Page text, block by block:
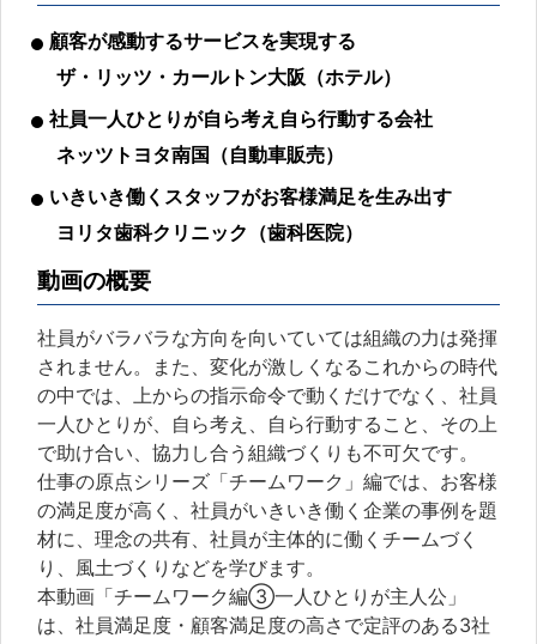
顧客が感動するサービスを実現する
ザ・リッツ・カールトン大阪（ホテル）
社員一人ひとりが自ら考え自ら行動する会社
ネッツトヨタ南国（自動車販売）
いきいき働くスタッフがお客様満足を生み出す
ヨリタ歯科クリニック（歯科医院）
動画の概要
社員がバラバラな方向を向いていては組織の力は発揮
されません。また、変化が激しくなるこれからの時代
の中では、上からの指示命令で動くだけでなく、社員
一人ひとりが、自ら考え、自ら行動すること、その上
で助け合い、協力し合う組織づくりも不可欠です。
仕事の原点シリーズ「チームワーク」編では、お客様
の満足度が高く、社員がいきいき働く企業の事例を題
材に、理念の共有、社員が主体的に働くチームづく
り、風土づくりなどを学びます。
本動画「チームワーク編③一人ひとりが主人公」
は、社員満足度・顧客満足度の高さで定評のある3社